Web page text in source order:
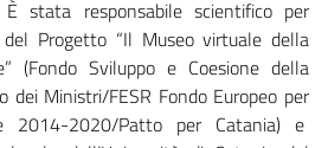
stata responsabile scientifico per
del Progetto “Il Museo virtuale della
(Fondo Sviluppo e Coesione della
dei Ministri/FESR Fondo Europeo per
2014-2020/Patto per Catania) e